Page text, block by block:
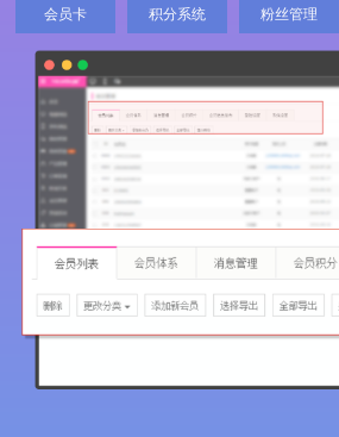
会员卡 积分系统 粉丝管理